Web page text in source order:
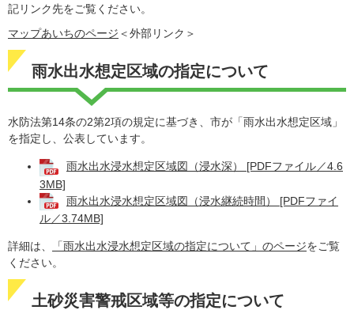
記リンク先をご覧ください。
マップあいちのページ ＜外部リンク＞
雨水出水想定区域の指定について
水防法第14条の2第2項の規定に基づき、市が「雨水出水想定区域」
を指定し、公表しています。
雨水出水浸水想定区域図（浸水深） [PDFファイル／4.6
3MB]
雨水出水浸水想定区域図（浸水継続時間） [PDFファイ
ル／3.74MB]
詳細は、 「雨水出水浸水想定区域の指定について」のページをご覧
ください。
土砂災害警戒区域等の指定について